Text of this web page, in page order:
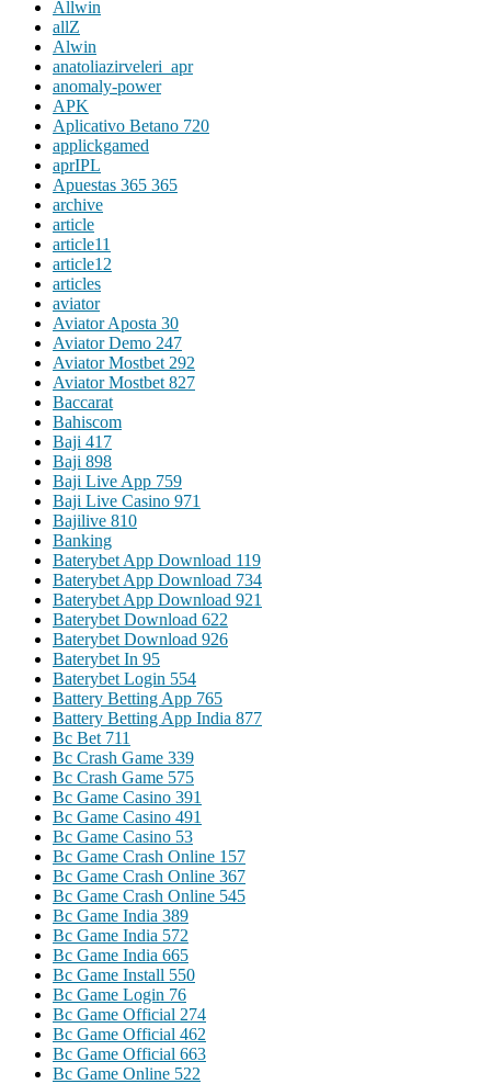
Allwin
allZ
Alwin
anatoliazirveleri_apr
anomaly-power
APK
Aplicativo Betano 720
applickgamed
aprIPL
Apuestas 365 365
archive
article
article11
article12
articles
aviator
Aviator Aposta 30
Aviator Demo 247
Aviator Mostbet 292
Aviator Mostbet 827
Baccarat
Bahiscom
Baji 417
Baji 898
Baji Live App 759
Baji Live Casino 971
Bajilive 810
Banking
Baterybet App Download 119
Baterybet App Download 734
Baterybet App Download 921
Baterybet Download 622
Baterybet Download 926
Baterybet In 95
Baterybet Login 554
Battery Betting App 765
Battery Betting App India 877
Bc Bet 711
Bc Crash Game 339
Bc Crash Game 575
Bc Game Casino 391
Bc Game Casino 491
Bc Game Casino 53
Bc Game Crash Online 157
Bc Game Crash Online 367
Bc Game Crash Online 545
Bc Game India 389
Bc Game India 572
Bc Game India 665
Bc Game Install 550
Bc Game Login 76
Bc Game Official 274
Bc Game Official 462
Bc Game Official 663
Bc Game Online 522